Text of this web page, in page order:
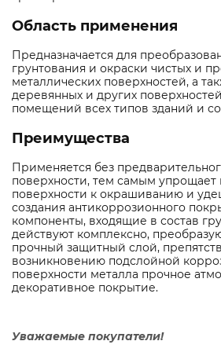
Область применения
Предназначается для
грунтования и окраски чистых и
металлических поверхностей, а
деревянных и других
помещений всех типов зданий и
Преимущества
Применяется без
поверхности, тем самым упрощает
поверхности к окрашиванию и
создания антикоррозионного
компоненты, входящие в состав
действуют комплексно,
прочный защитный слой,
возникновению подслойной
поверхности металла прочное
декоративное покрытие.
Уважаемые покупатели!